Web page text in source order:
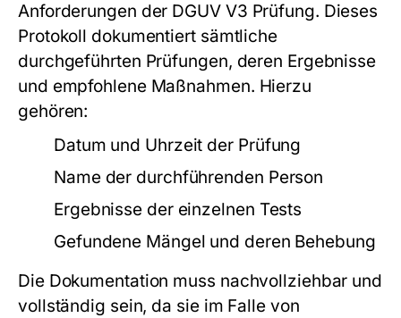
Anforderungen der DGUV V3 Prüfung. Dieses
Protokoll dokumentiert sämtliche
durchgeführten Prüfungen, deren Ergebnisse
und empfohlene Maßnahmen. Hierzu
gehören:
Datum und Uhrzeit der Prüfung
Name der durchführenden Person
Ergebnisse der einzelnen Tests
Gefundene Mängel und deren Behebung
Die Dokumentation muss nachvollziehbar und
vollständig sein, da sie im Falle von